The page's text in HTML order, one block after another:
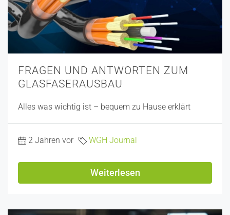
FRAGEN UND ANTWORTEN ZUM
GLASFASERAUSBAU
Alles was wichtig ist – bequem zu Hause erklärt
2 Jahren vor WGH Journal
Weiterlesen